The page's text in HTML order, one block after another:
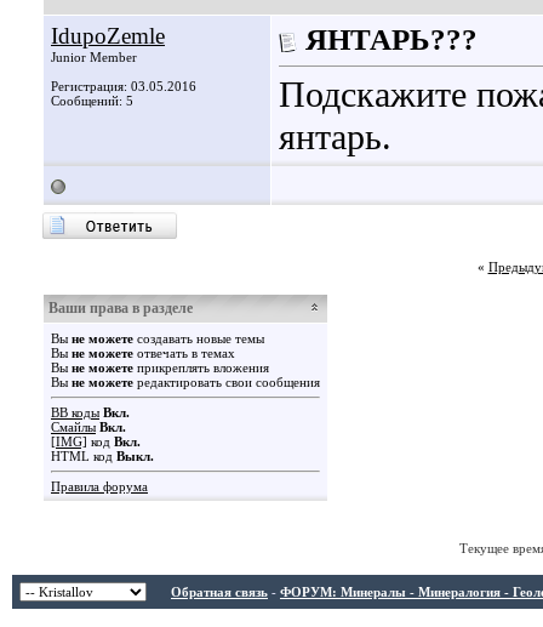
IdupoZemle
Junior Member
Регистрация: 03.05.2016
Сообщений: 5
ЯНТАРЬ???
Подскажите
янтарь.
«
Ваши права в разделе
Вы не можете создавать новые темы
Вы не можете отвечать в темах
Вы не можете прикреплять вложения
Вы не можете редактировать свои сообщения
BB коды Вкл.
Смайлы Вкл.
[IMG] код Вкл.
HTML код Выкл.
Правила форума
Текущее
Обратная связь - ФОРУМ: Минералы - Минералогия -